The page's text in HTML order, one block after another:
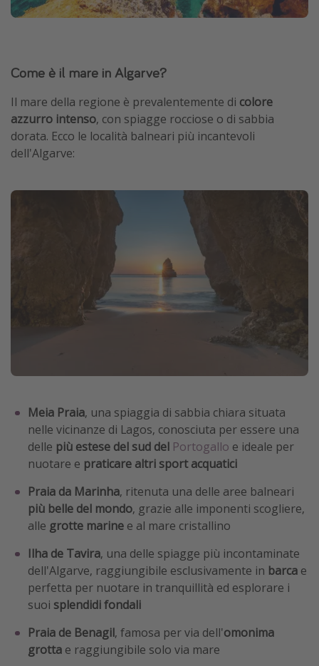
Come è il mare in Algarve?
Il mare della regione è prevalentemente di colore
azzurro intenso, con spiagge rocciose o di sabbia
dorata. Ecco le località balneari più incantevoli
dell'Algarve:
Meia Praia, una spiaggia di sabbia chiara situata
nelle vicinanze di Lagos, conosciuta per essere una
delle più estese del sud del Portogallo e ideale per
nuotare e praticare altri sport acquatici
Praia da Marinha, ritenuta una delle aree balneari
più belle del mondo, grazie alle imponenti scogliere,
alle grotte marine e al mare cristallino
Ilha de Tavira, una delle spiagge più incontaminate
dell'Algarve, raggiungibile esclusivamente in barca e
perfetta per nuotare in tranquillità ed esplorare i
suoi splendidi fondali
Praia de Benagil, famosa per via dell'omonima
grotta e raggiungibile solo via mare